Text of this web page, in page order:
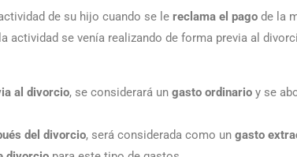
de su hijo cuando se le reclama el pago de la
actividad se venía realizando de forma previa al
al divorcio, se considerará un gasto ordinario y se
del divorcio, será considerada como un gasto